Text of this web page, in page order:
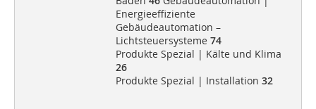
Energieeffiziente
Gebäudeautomation –
Lichtsteuersysteme 74
Produkte Spezial | Kälte und Klima
26
Produkte Spezial | Installation 32